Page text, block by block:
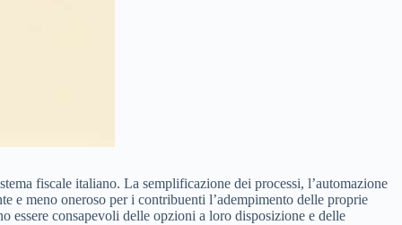
fiscale italiano. La semplificazione dei processi, l’automazione
e meno oneroso per i contribuenti l’adempimento delle proprie
essere consapevoli delle opzioni a loro disposizione e delle